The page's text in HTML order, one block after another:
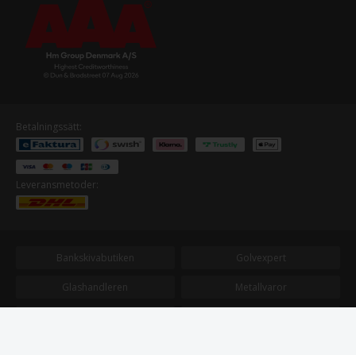
Betalningssätt:
Leveransmetoder:
Bankskivabutiken Golvexpert
Glashandleren Metallvaror